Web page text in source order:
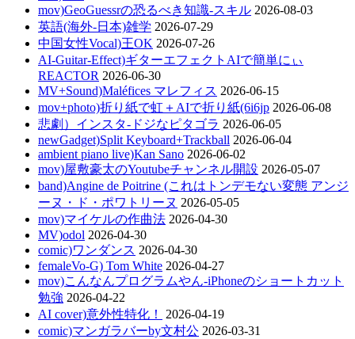
mov)GeoGuessrの恐るべき知識-スキル 2026-08-03
英語(海外-日本)雑学 2026-07-29
中国女性Vocal)王OK 2026-07-26
AI-Guitar-Effect)ギターエフェクトAIで簡単にぃ
REACTOR 2026-06-30
MV+Sound)Maléfices マレフィス 2026-06-15
mov+photo)折り紙で虹＋AIで折り紙(6i6jp 2026-06-08
悲劇）インスタ-ドジなピタゴラ 2026-06-05
newGadget)Split Keyboard+Trackball 2026-06-04
ambient piano live)Kan Sano 2026-06-02
mov)屋敷豪太のYoutubeチャンネル開設 2026-05-07
band)Angine de Poitrine (これはトンデモない変態 アンジ
ーヌ・ド・ポワトリーヌ 2026-05-05
mov)マイケルの作曲法 2026-04-30
MV)odol 2026-04-30
comic)ワンダンス 2026-04-30
femaleVo-G) Tom White 2026-04-27
mov)こんなんプログラムやん-iPhoneのショートカット
勉強 2026-04-22
AI cover)意外性特化！
2026-04-19
comic)マンガラバーby文村公 2026-03-31